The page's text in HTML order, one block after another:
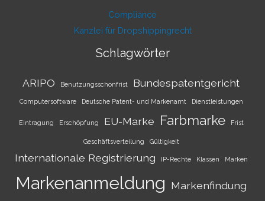
Compliance
Kanzlei für Dropshippingrecht
Schlagwörter
ARIPO Benutzungsschonfrist Bundespatentgericht
Computersoftware Deutsche Patent- und Markenamt Dienstleistungen
Eintragung Erschöpfung EU-Marke Farbmarke Frist
Geschäftsverteilung Gültigkeit
Internationale Registrierung IP-Rechte Klassen Marken
Markenanmeldung Markenfindung